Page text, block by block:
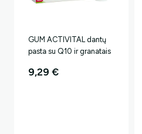
GUM ACTIVITAL dantų
pasta su Q10 ir granatais
9,29€